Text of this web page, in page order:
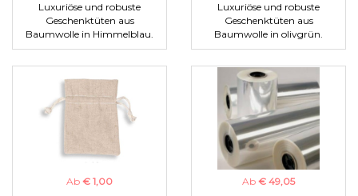
Luxuriöse und robuste
Geschenktüten aus
Baumwolle in Himmelblau.
Luxuriöse und robuste
Geschenktüten aus
Baumwolle in olivgrün.
Ab € 1,00
Ab € 49,05